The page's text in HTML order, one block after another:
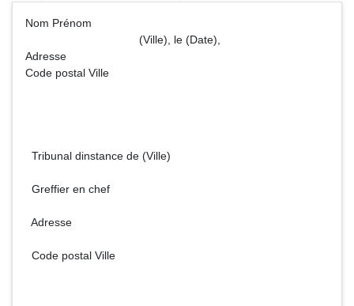
Nom Prénom
(Ville), le (Date),
Adresse
Code postal Ville
Tribunal dinstance de (Ville)
Greffier en chef
Adresse
Code postal Ville